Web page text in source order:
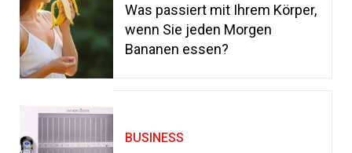
Was passiert mit Ihrem Körper,
wenn Sie jeden Morgen
Bananen essen?
BUSINESS